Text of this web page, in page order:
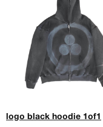
logo black hoodie 1of1